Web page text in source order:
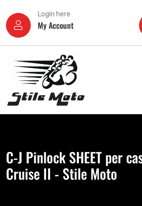
Login here
My Account
C-J Pinlock SHEET per
Cruise II - Stile Moto